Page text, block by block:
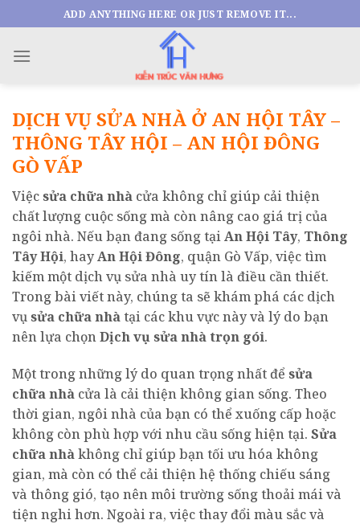
to
content
ADD ANYTHING HERE OR JUST REMOVE IT...
DỊCH VỤ SỬA NHÀ Ở AN HỘI TÂY –
THÔNG TÂY HỘI – AN HỘI ĐÔNG
GÒ VẤP
Việc sửa chữa nhà cửa không chỉ giúp cải thiện
chất lượng cuộc sống mà còn nâng cao giá trị của
ngôi nhà. Nếu bạn đang sống tạiAn Hội Tây, Thông
Tây Hội, hayAn Hội Đông, quận Gò Vấp, việc tìm
kiếm một dịch vụ sửa nhà uy tín là điều cần thiết.
Trong bài viết này, chúng ta sẽ khám phá các dịch
vụ sửa chữa nhàtại các khu vực này và lý do bạn
nên lựa chọnDịch vụ sửa nhà trọn gói.
Một trong những lý do quan trọng nhất để sửa
chữa nhà cửa là cải thiện không gian sống. Theo
thời gian, ngôi nhà của bạn có thể xuống cấp hoặc
không còn phù hợp với nhu cầu sống hiện tại. Sửa
chữa nhàkhông chỉ giúp bạn tối ưu hóa không
gian, mà còn có thể cải thiện hệ thống chiếu sáng
và thông gió, tạo nên môi trường sống thoải mái và
tiện nghi hơn. Ngoài ra, việc thay đổi màu sắc và